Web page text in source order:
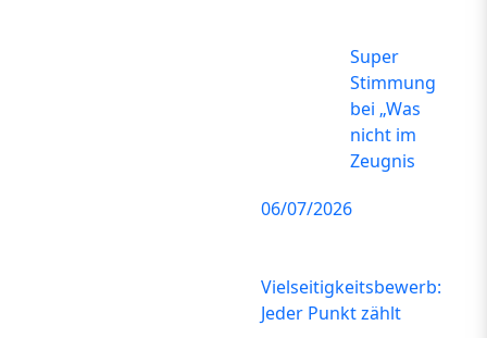
Super
Stimmung
bei „Was
nicht im
Zeugnis
06/07/2026
Vielseitigkeitsbewerb:
Jeder Punkt zählt